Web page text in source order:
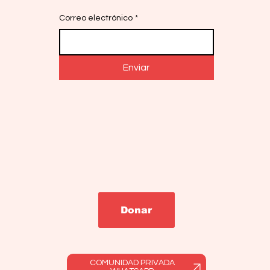
Correo electrónico *
Enviar
Donar
COMUNIDAD PRIVADA